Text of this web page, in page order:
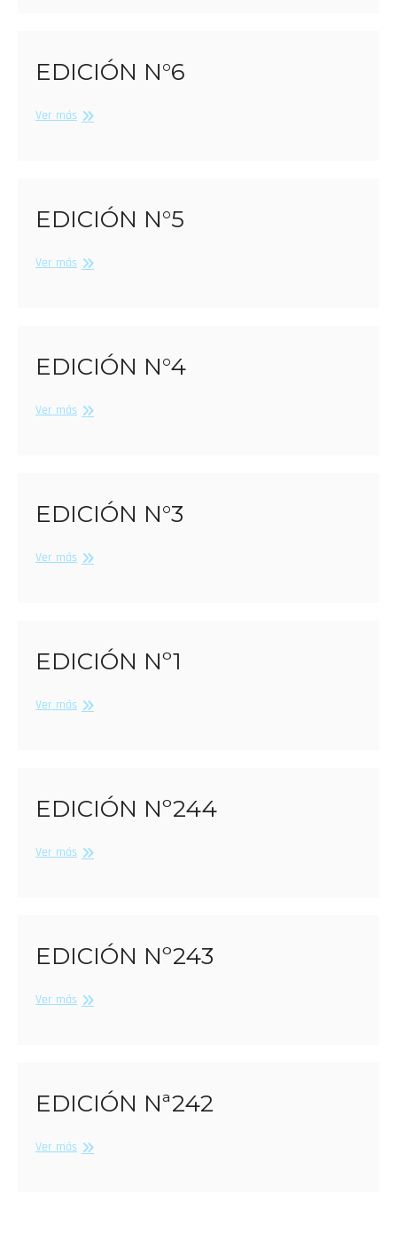
EDICIÓN N°6
Ver másEdición
EDICIÓN N°5
Ver másEdición
EDICIÓN N°4
Ver másEdición
EDICIÓN N°3
Ver másEdición
EDICIÓN Nº1
Ver másEdición
EDICIÓN Nº244
Ver másEdición
EDICIÓN Nº243
Ver másEdición
EDICIÓN Nª242
Ver másEdición